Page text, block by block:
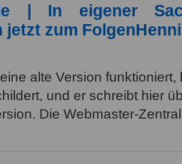
| In eigener
jetzt zum
alte Version funktioniert,
und er schreibt hier
Die Webmaster-